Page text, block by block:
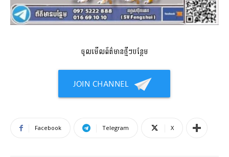
ចូលមើលព័ត៌មានថ្មីៗបន្ថែម
Facebook Telegram X